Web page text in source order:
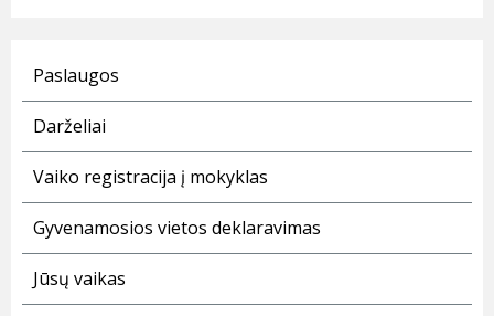
Paslaugos
Darželiai
Vaiko registracija į mokyklas
Gyvenamosios vietos deklaravimas
Jūsų vaikas